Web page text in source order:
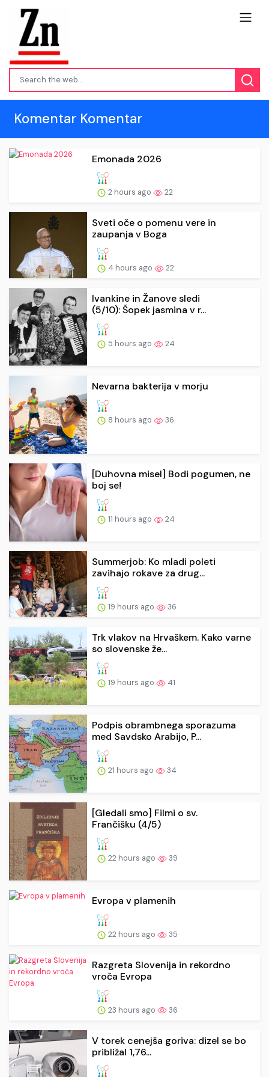
Komentar Komentar
Emonada 2026
2 hours ago 22
Sveti oče o pomenu vere in
zaupanja v Boga
4 hours ago 22
Ivankine in Žanove sledi
(5/10): Šopek jasmina v r...
5 hours ago 24
Nevarna bakterija v morju
8 hours ago 36
[Duhovna misel] Bodi pogumen, ne
boj se!
11 hours ago 24
Summerjob: Ko mladi poleti
zavihajo rokave za drug...
19 hours ago 36
Trk vlakov na Hrvaškem. Kako varne
so slovenske že...
19 hours ago 41
Podpis obrambnega sporazuma
med Savdsko Arabijo, P...
21 hours ago 34
[Gledali smo] Filmi o sv.
Frančišku (4/5)
22 hours ago 39
Evropa v plamenih
22 hours ago 35
Razgreta Slovenija in rekordno
vroča Evropa
23 hours ago 36
V torek cenejša goriva: dizel se bo
približal 1,76...